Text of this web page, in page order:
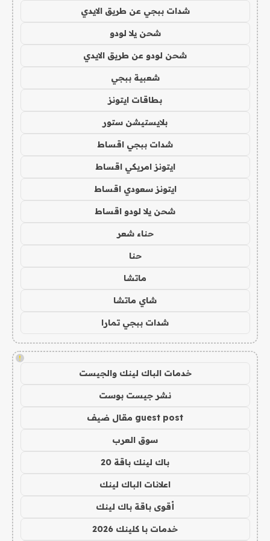
شدات ببجي عن طريق الايدي
شحن يلا لودو
شحن لودو عن طريق الايدي
شعبية ببجي
بطاقات ايتونز
بلايستيشن ستور
شدات ببجي اقساط
ايتونز امريكي اقساط
ايتونز سعودي اقساط
شحن يلا لودو اقساط
حناء شعر
حنا
ماتشا
شاي ماتشا
شدات ببجي تمارا
!
خدمات الباك لينك والجيست
نشر جيست بوست
guest post مقال ضيف
سوق العرب
باك لينك باقة 20
اعلانات الباك لينك
أقوى باقة باك لينك
خدمات با كلينك 2026